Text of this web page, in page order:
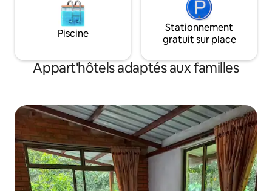
Piscine
Stationnement
gratuit sur place
Appart'hôtels adaptés aux familles